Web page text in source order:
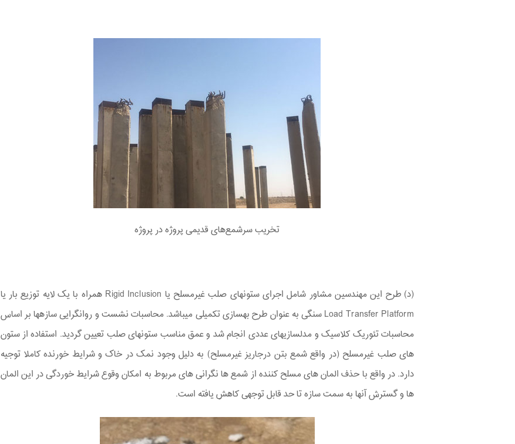
تخریب سرشمع‌های قدیمی پروژه در پروژه
(د) طرح این مهندسین مشاور شامل اجرای ستون‏های صلب غیرمسلح یا Rigid Inclusion همراه با یک لایه توزیع بار یا
Load Transfer Platform سنگی به عنوان طرح بهسازی تکمیلی می‏باشد. محاسبات نشست و روانگرایی سازه‏ها بر اساس
محاسبات تئوریک کلاسیک و مدلسازی‏های عددی انجام شد و عمق مناسب ستون‏های صلب تعیین گردید. استفاده از ستون
های صلب غیرمسلح (در واقع شمع بتن درجاریز غیرمسلح) به دلیل وجود نمک در خاک و شرایط خورنده کاملا توجیه
دارد. در واقع با حذف المان های مسلح کننده از شمع ها نگرانی های مربوط به امکان وقوع شرایط خوردگی در این المان
ها و گسترش آنها به سمت سازه تا حد قابل توجهی کاهش یافته است.